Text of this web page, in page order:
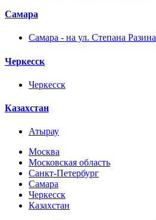
Самара
Самара - на ул. Степана Разина
Черкесск
Черкесск
Казахстан
Атырау
Москва
Московская область
Санкт-Петербург
Самара
Черкесск
Казахстан